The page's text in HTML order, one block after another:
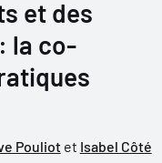
et des
la co-
Pouliotet Isabel Côté